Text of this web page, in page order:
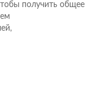
получить общее